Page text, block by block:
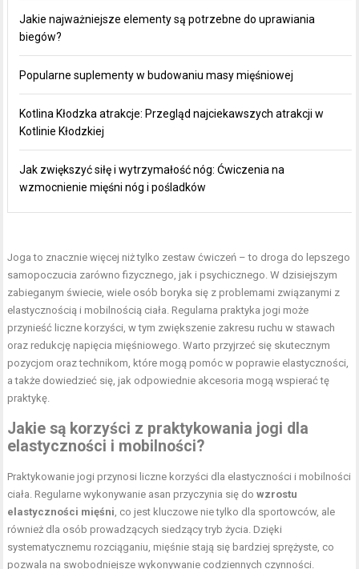
Jakie najważniejsze elementy są potrzebne do uprawiania
biegów?
Popularne suplementy w budowaniu masy mięśniowej
Kotlina Kłodzka atrakcje: Przegląd najciekawszych atrakcji w
Kotlinie Kłodzkiej
Jak zwiększyć siłę i wytrzymałość nóg: Ćwiczenia na
wzmocnienie mięśni nóg i pośladków
Joga to znacznie więcej niż tylko zestaw ćwiczeń – to droga do lepszego
samopoczucia zarówno fizycznego, jak i psychicznego. W dzisiejszym
zabieganym świecie, wiele osób boryka się z problemami związanymi z
elastycznością i mobilnością ciała. Regularna praktyka jogi może
przynieść liczne korzyści, w tym zwiększenie zakresu ruchu w stawach
oraz redukcję napięcia mięśniowego. Warto przyjrzeć się skutecznym
pozycjom oraz technikom, które mogą pomóc w poprawie elastyczności,
a także dowiedzieć się, jak odpowiednie akcesoria mogą wspierać tę
praktykę.
Jakie są korzyści z praktykowania jogi dla
elastyczności i mobilności?
Praktykowanie jogi przynosi liczne korzyści dla elastyczności i mobilności
ciała. Regularne wykonywanie asan przyczynia się dowzrostu
elastyczności mięśni , co jest kluczowe nie tylko dla sportowców, ale
również dla osób prowadzących siedzący tryb życia. Dzięki
systematycznemu rozciąganiu, mięśnie stają się bardziej sprężyste, co
pozwala na swobodniejsze wykonywanie codziennych czynności.